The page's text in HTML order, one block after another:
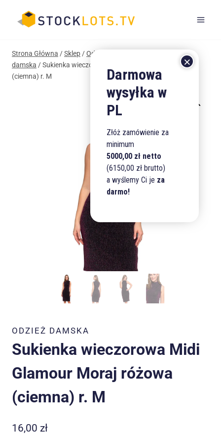
Strona Główna /Sklep/Odzież, Obuwie i Dodatki
Odzież
damska /Sukienka wieczorowa Midi Glamour Moraj różowa
(ciemna) r. M
ODZIEŻ DAMSKA
Sukienka wieczorowa Midi
Glamour Moraj różowa
(ciemna) r. M
16,00 zł
Złóż zamówienie za
minimum
5000,00 zł netto
(6150,00 zł brutto)
a wyślemy Ci je za
darmo!